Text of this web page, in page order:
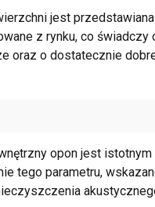
jest
z rynku, co świadczy
oraz o dostatecznie
opon jest
tego parametru,